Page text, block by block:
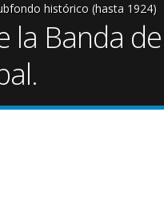
histórico (hasta 1924)
la Banda